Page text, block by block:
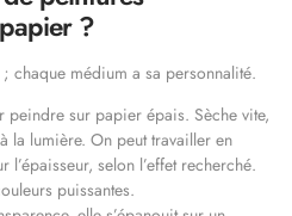
?
; chaque médium a sa personnalité.
peindre sur papier épais. Sèche vite,
la lumière. On peut travailler en
selon l’effet recherché.
puissantes.